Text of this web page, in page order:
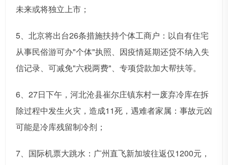
未来或将独立上市；
5、北京将出台26条措施扶持个体工商户：以自有住宅
从事民俗游可办"个体"执照、因疫情延期还贷不纳入失
信记录、可减免"六税两费"、专项贷款加大帮扶等。
6、27日下午，河北沧县崔尔庄镇东村一废弃冷库在拆
除过程中发生火灾，造成11死，遇难者家属：事故元凶
可能是冷库残留制冷剂；
7、国际机票大跳水：广州直飞新加坡往返仅1200元，